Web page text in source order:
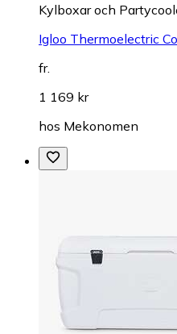
Kylboxar och
Igloo Thermoelectric
fr.
1 169 kr
hos Mekonomen